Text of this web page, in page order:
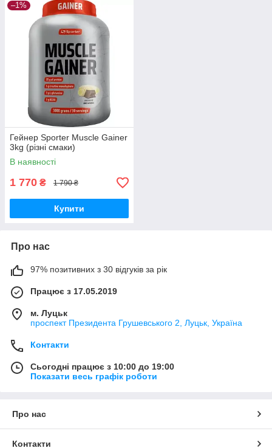
–1%
Гейнер Sporter Muscle Gainer
3kg (різні смаки)
В наявності
1 770 ₴ 1 790 ₴
Купити
Про нас
97% позитивних з 30 відгуків за рік
Працює з 17.05.2019
м. Луцьк
проспект Президента Грушевського 2, Луцьк, Україна
Контакти
Сьогодні працює з 10:00 до 19:00
Показати весь графік роботи
Про нас
Контакти